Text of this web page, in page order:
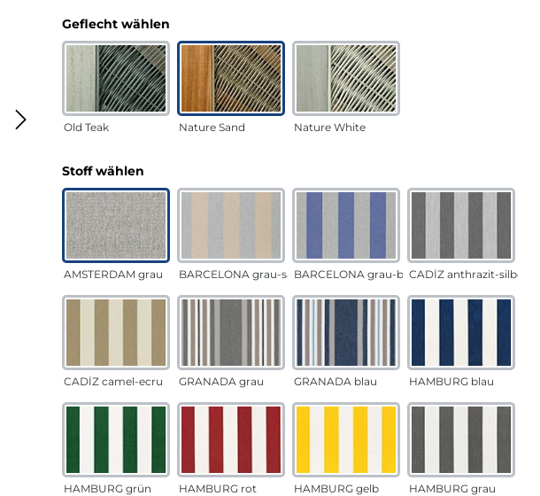
Geflecht wählen
Old Teak Nature Sand Nature White
Stoff wählen
AMSTERDAM grau BARCELONA grau-sandBARCELONA grau-blauCADÍZ anthrazit-silber
CADÍZ camel-ecru GRANADA grau GRANADA blau HAMBURG blau
HAMBURG grün HAMBURG rot HAMBURG gelb HAMBURG grau